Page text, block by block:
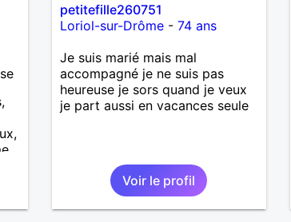
petitefille260751
Loriol-sur-Drôme- 74 ans
Je suis marié mais mal
accompagné je ne suis pas
heureuse je sors quand je veux
je part aussi en vacances seule
Voir le profil